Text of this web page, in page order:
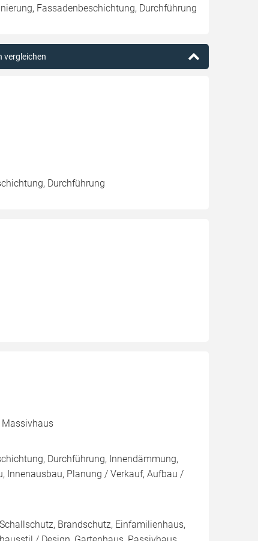
Fassadenbeschichtung, Durchführung
vergleichen
Durchführung
Massivhaus
Durchführung, Innendämmung,
Innenausbau, Planung / Verkauf, Aufbau /
Brandschutz, Einfamilienhaus,